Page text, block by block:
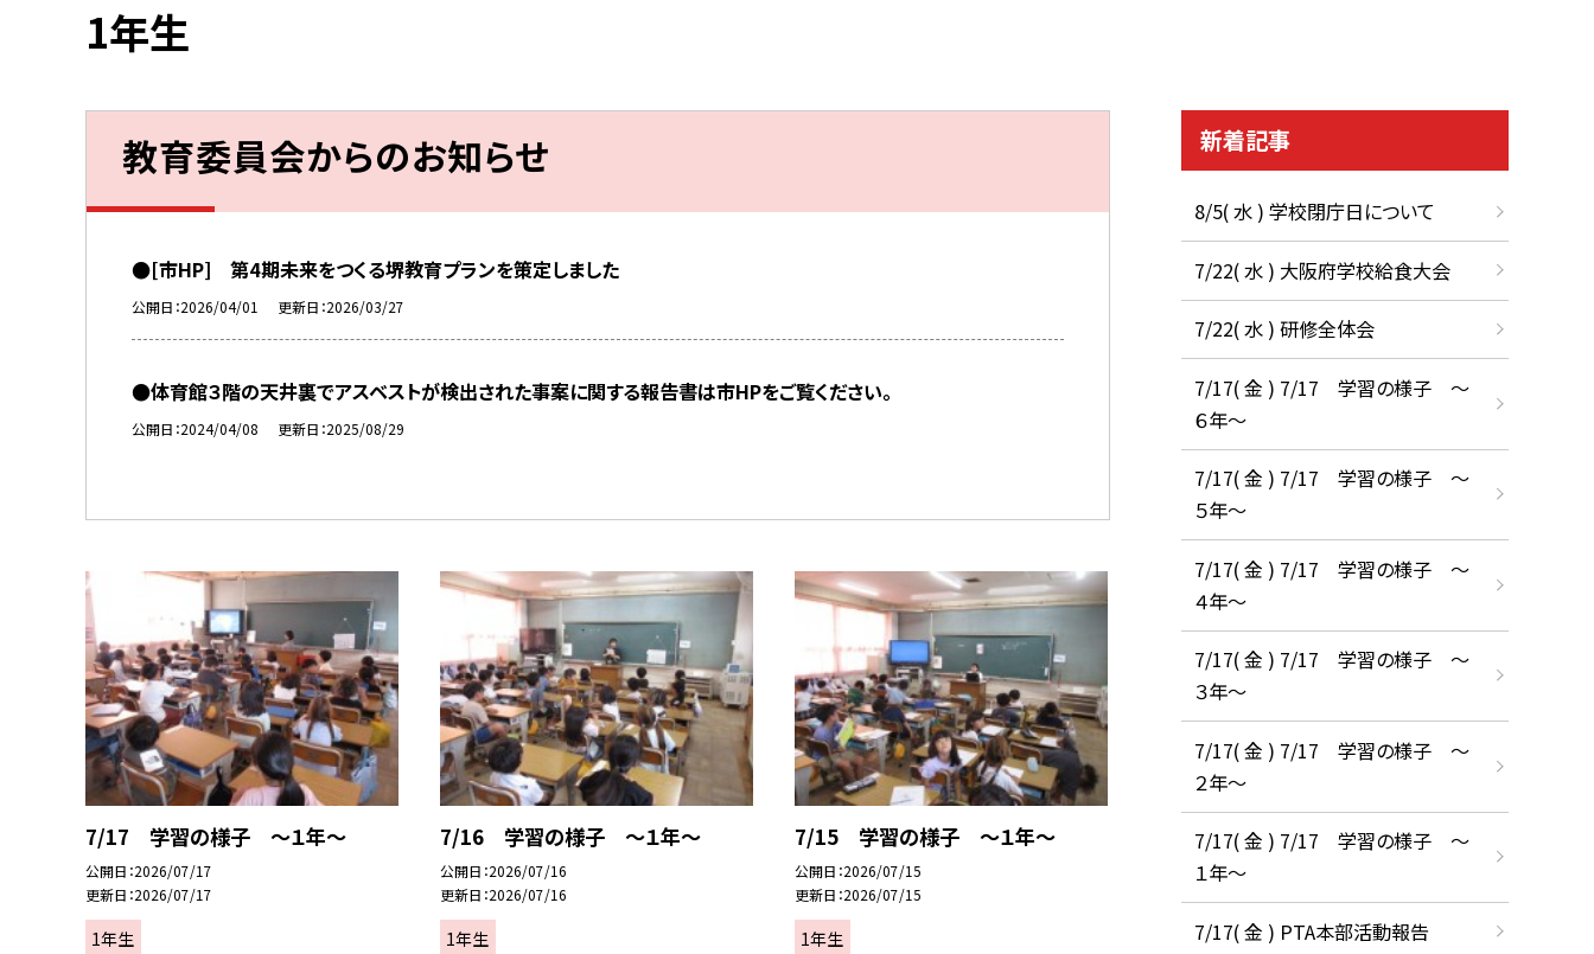
1年生
教育委員会からのお知らせ
●[市HP] 第4期未来をつくる堺教育プランを策定しました
公開日 2026/04/01 更新日 2026/03/27
●体育館３階の天井裏でアスベストが検出された事案に関する報告書は市HPをご覧ください。
公開日 2024/04/08 更新日 2025/08/29
7/17 学習の様子 ～１年～
公開日 2026/07/17
更新日 2026/07/17
1年生
7/16 学習の様子 ～１年～
公開日 2026/07/16
更新日 2026/07/16
1年生
7/15 学習の様子 ～１年～
公開日 2026/07/15
更新日 2026/07/15
1年生
新着記事
8/5( 水 ) 学校閉庁日について
7/22( 水 ) 大阪府学校給食大会
7/22( 水 ) 研修全体会
7/17( 金 ) 7/17 学習の様子 ～
６年～
7/17( 金 ) 7/17 学習の様子 ～
５年～
7/17( 金 ) 7/17 学習の様子 ～
４年～
7/17( 金 ) 7/17 学習の様子 ～
３年～
7/17( 金 ) 7/17 学習の様子 ～
２年～
7/17( 金 ) 7/17 学習の様子 ～
１年～
7/17( 金 ) PTA本部活動報告